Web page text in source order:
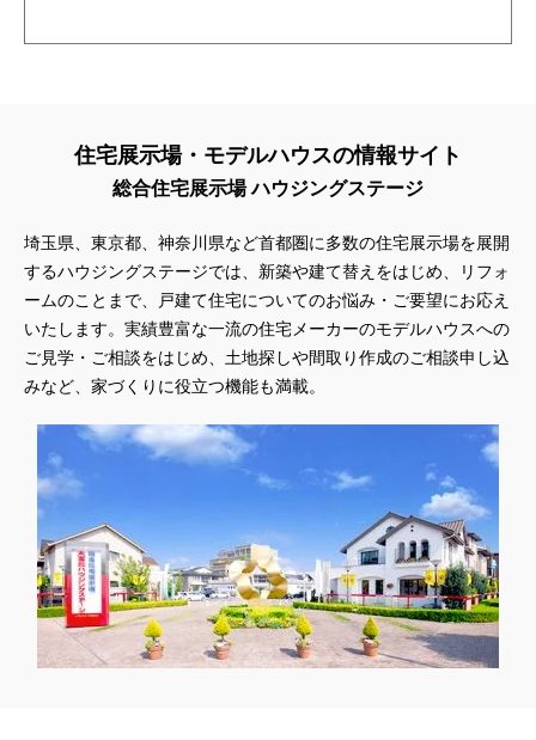
住宅展示場・モデルハウスの情報サイト
総合住宅展示場 ハウジングステージ
埼玉県、東京都、神奈川県など首都圏に多数の住宅展示場を展開
するハウジングステージでは、新築や建て替えをはじめ、リフォ
ームのことまで、戸建て住宅についてのお悩み・ご要望にお応え
いたします。実績豊富な一流の住宅メーカーのモデルハウスへの
ご見学・ご相談をはじめ、土地探しや間取り作成のご相談申し込
みなど、家づくりに役立つ機能も満載。